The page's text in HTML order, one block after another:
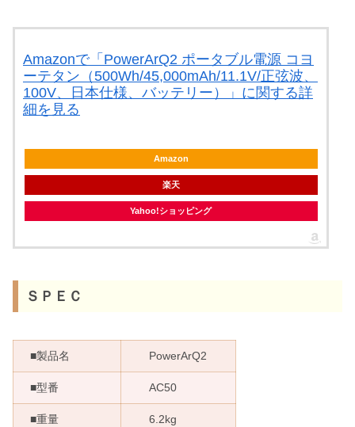
Amazonで「PowerArQ2 ポータブル電源 コヨ
ーテタン（500Wh/45,000mAh/11.1V/正弦波、
100V、日本仕様、バッテリー）」に関する詳
細を見る
Amazon
楽天
Yahoo!ショッピング
ＳＰＥＣ
■製品名 PowerArQ2
■型番 AC50
■重量 6.2kg